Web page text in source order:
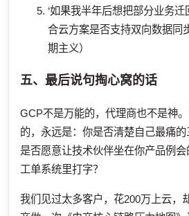
‘如果我半年后想把部分业务
合云方案是否支持双向数据同
期主义）
五、最后说句掏心窝的话
GCP不是万能的，代理商也不是神
的，永远是：你是否清楚自己最痛的
是否愿意让技术伙伴坐在你产品例
工单系统里打字？
我们见过太多客户，花200万上云，